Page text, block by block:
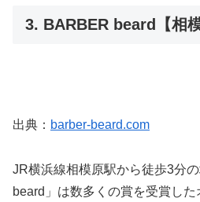
3. BARBER beard【相模
出典： barber-beard.com
JR横浜線相模原駅から徒歩3分
beard」は数多くの賞を受賞し